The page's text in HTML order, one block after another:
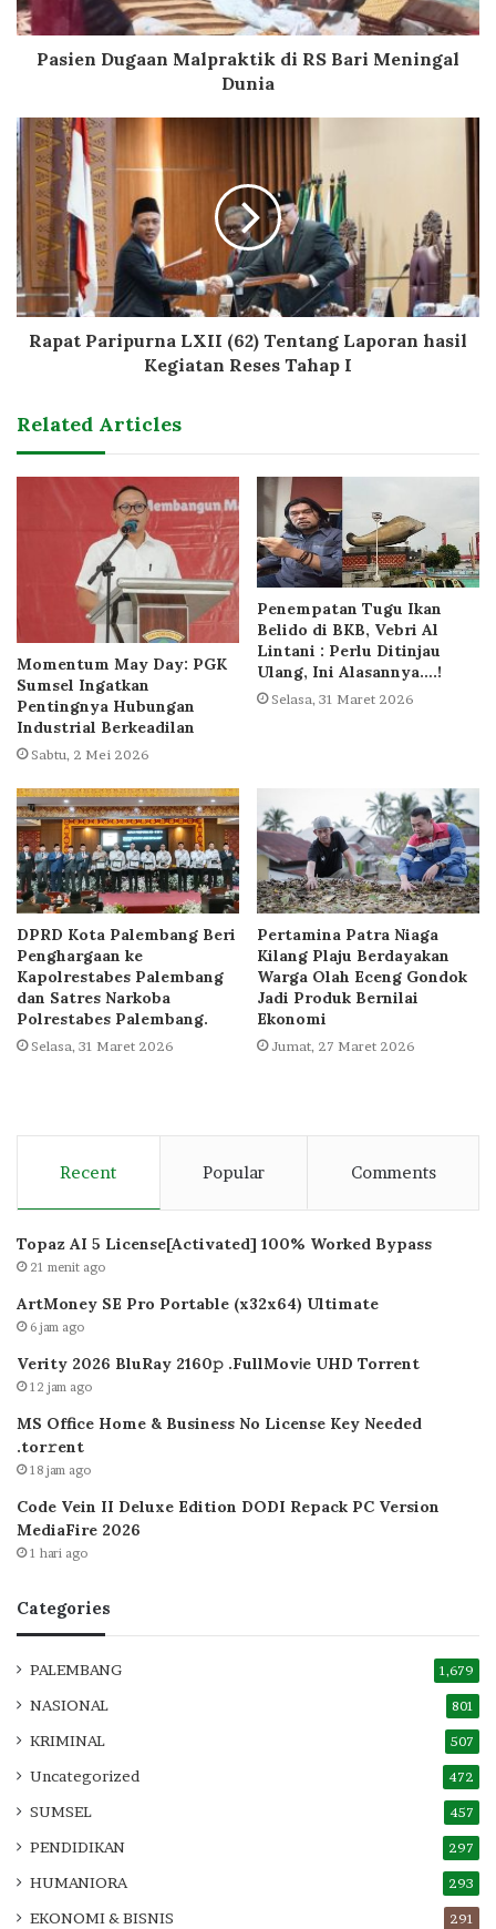
Pasien Dugaan Malpraktik di RS Bari Meningal
Dunia
Rapat Paripurna LXII (62) Tentang Laporan hasil
Kegiatan Reses Tahap I
Related Articles
Momentum May Day: PGK
Sumsel Ingatkan
Pentingnya Hubungan
Industrial Berkeadilan
Sabtu, 2 Mei 2026
Penempatan Tugu Ikan
Belido di BKB, Vebri Al
Lintani : Perlu Ditinjau
Ulang, Ini Alasannya….!
Selasa, 31 Maret 2026
DPRD Kota Palembang Beri
Penghargaan ke
Kapolrestabes Palembang
dan Satres Narkoba
Polrestabes Palembang.
Selasa, 31 Maret 2026
Pertamina Patra Niaga
Kilang Plaju Berdayakan
Warga Olah Eceng Gondok
Jadi Produk Bernilai
Ekonomi
Jumat, 27 Maret 2026
Recent Popular Comments
Topaz AI 5 License[Activated] 100% Worked Bypass
21 menit ago
ArtMoney SE Pro Portable (x32x64) Ultimate
6 jam ago
Verity 2026 BluRay 2160𝚙 .FullMov𝗂e UHD Torrent
12 jam ago
MS Office Home & Business No License Key Needed
.tоr𝚛еnt
18 jam ago
Code Vein II Deluxe Edition DODI Repack PC Version
MediaFire 2026
1 hari ago
Categories
PALEMBANG 1,679
NASIONAL 801
KRIMINAL 507
Uncategorized 472
SUMSEL 457
PENDIDIKAN 297
HUMANIORA 293
EKONOMI & BISNIS 291